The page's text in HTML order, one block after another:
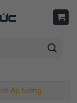
ốp tường